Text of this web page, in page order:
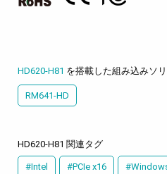
HD620-H81 を搭載した組み込みソ
RM641-HD
HD620-H81 関連タグ
#Intel #PCIe x16